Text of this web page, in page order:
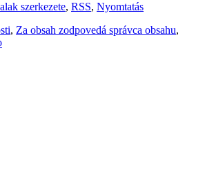
szerkezete, RSS, Nyomtatás
, Za obsah zodpovedá správca obsahu,